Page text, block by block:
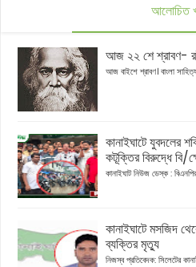
আলোচিত
আজ ২২ শে শ্রাবণ-
আজ বাইশে শ্রাবণ। বাংলা
কানাইঘাটে যুবদলের
কটূক্তির বিরুদ্ধে বি/
কানাইঘাট নিউজ ডেস্ক :
কানাইঘাটে মসজিদ
ব্যক্তির মৃত্যু
নিজস্ব প্রতিবেদক: সিলেটের